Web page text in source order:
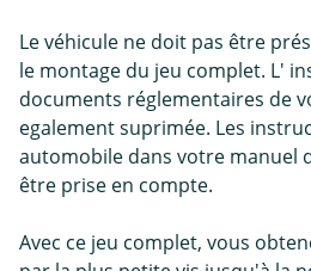
Le véhicule ne doit pas être
le montage du jeu complet. L'
documents réglementaires de
egalement suprimée. Les
automobile dans votre manuel
être prise en compte.
Avec ce jeu complet, vous